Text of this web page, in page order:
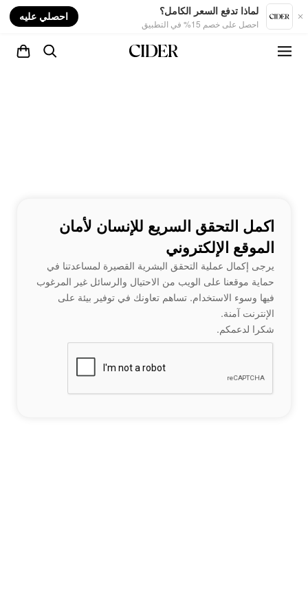
لماذا تدفع السعر الكامل؟
احصل على خصم 15% في التطبيق
احصلي عليه
اكمل التحقق السريع للإنسان لأمان
الموقع الإلكتروني
يرجى إكمال عملية التحقق البشرية القصيرة لمساعدتنا في
حماية موقعنا على الويب من الاحتيال والرسائل غير المرغوب
فيها وسوء الاستخدام. تساهم تعاونك في توفير بيئة على
الإنترنت آمنة.
شكرا لدعمكم.